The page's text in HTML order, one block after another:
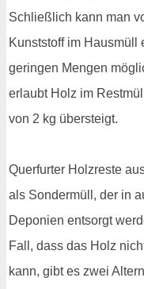
Schließlich kann man
Kunststoff im Hausmüll
geringen Mengen
erlaubt Holz im
von 2 kg übersteigt.
Querfurter Holzreste
als Sondermüll, der in
Deponien entsorgt
Fall, dass das Holz
kann, gibt es zwei